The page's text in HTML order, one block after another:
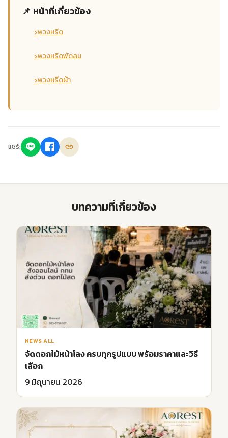
📌 หน้าที่เกี่ยวข้อง
›พวงหรีด
›พวงหรีดพัดลม
›พวงหรีดผ้า
แชร์:
บทความที่เกี่ยวข้อง
NEWS ALL
จัดดอกไม้หน้าโลง ครบทุกรูปแบบ พร้อมราคาและวิธี
เลือก
9 มิถุนายน 2026